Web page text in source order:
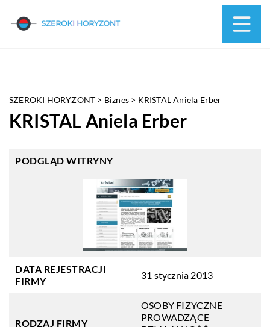
SZEROKI HORYZONT > Biznes > KRISTAL Aniela Erber
KRISTAL Aniela Erber
PODGLĄD WITRYNY
DATA REJESTRACJI
FIRMY
31 stycznia 2013
RODZAJ FIRMY
OSOBY FIZYCZNE
PROWADZĄCE